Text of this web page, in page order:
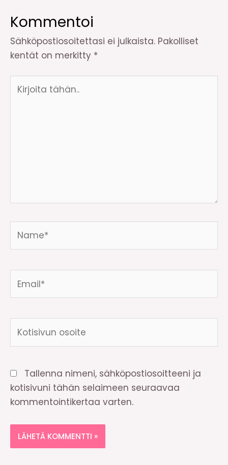
Kommentoi
Sähköpostiosoitettasi ei julkaista. Pakolliset
kentät on merkitty *
tähän..
osoite
Tallenna nimeni, sähköpostiosoitteeni ja
kotisivuni tähän selaimeen seuraavaa
kommentointikertaa varten.